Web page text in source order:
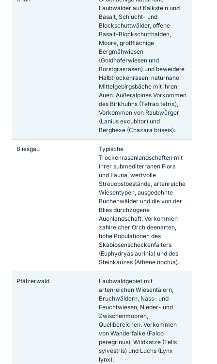
Laubwälder auf Kalkstein und
Basalt, Schlucht- und
Blockschuttwälder, offene
Basalt-Blockschutthalden,
Moore, großflächige
Bergmähwiesen
(Goldhaferwiesen und
Borstgrasrasen) und beweidete
Halbtrockenrasen, naturnahe
Mittelgebirgsbäche mit ihren
Auen. Außeralpines Vorkommen
des Birkhuhns (Tetrao tetrix),
Vorkommen von Raubwürger
(Lanius excubitor) und
Berghexe (Chazara briseis).
Bliesgau
Typische
Trockenrasenlandschaften mit
ihrer submediterranen Flora
und Fauna, wertvolle
Streuobstbestände, artenreiche
Wiesentypen, ausgedehnte
Buchenwälder und die von der
Blies durchzogene
Auenlandschaft. Vorkommen
zahlreicher Orchideenarten,
hohe Populationen des
Skabiosenscheckenfalters
(Euphydryas aurinia) und des
Steinkauzes (Athene noctua).
Pfälzerwald
Laubwaldgebiet mit
artenreichen Wiesentälern,
Bruchwäldern, Nass- und
Feuchtwiesen, Nieder- und
Zwischenmooren,
Quellbereichen. Vorkommen
von Wanderfalke (Falco
peregrinus), Wildkatze (Felis
sylvestris) und Luchs (Lynx
lynx).